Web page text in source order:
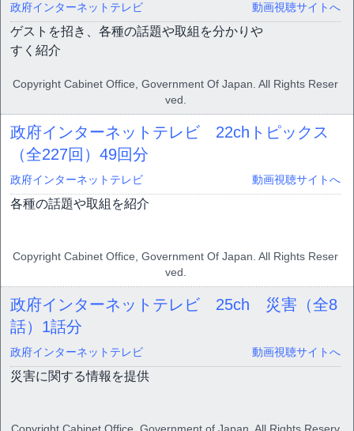
政府インターネットテレビ 動画視聴サイトへ
ゲストを招き、各種の話題や取組を分かりや
すく紹介
Copyright Cabinet Office, Government Of Japan. All Rights Reser
ved.
政府インターネットテレビ 22chトピックス
（全227回） 49回分
政府インターネットテレビ 動画視聴サイトへ
各種の話題や取組を紹介
Copyright Cabinet Office, Government Of Japan. All Rights Reser
ved.
政府インターネットテレビ 25ch 災害（全8
話） 1話分
政府インターネットテレビ 動画視聴サイトへ
災害に関する情報を提供